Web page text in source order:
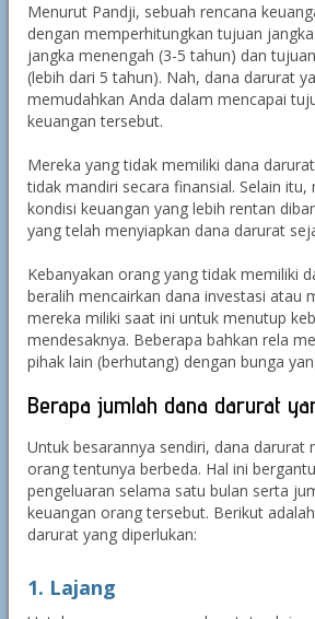
Menurut Pandji, sebuah rencana
dengan memperhitungkan tujuan
jangka menengah (3-5 tahun) dan
(lebih dari 5 tahun). Nah, dana darurat
memudahkan Anda dalam mencapai
keuangan tersebut.
Mereka yang tidak memiliki dana
tidak mandiri secara finansial. Selain
kondisi keuangan yang lebih rentan
yang telah menyiapkan dana darurat
Kebanyakan orang yang tidak memiliki
beralih mencairkan dana investasi atau
mereka miliki saat ini untuk menutup
mendesaknya. Beberapa bahkan rela
pihak lain (berhutang) dengan bunga
Berapa jumlah dana darurat
Untuk besarannya sendiri, dana darurat
orang tentunya berbeda. Hal ini
pengeluaran selama satu bulan serta
keuangan orang tersebut. Berikut
darurat yang diperlukan:
1. Lajang